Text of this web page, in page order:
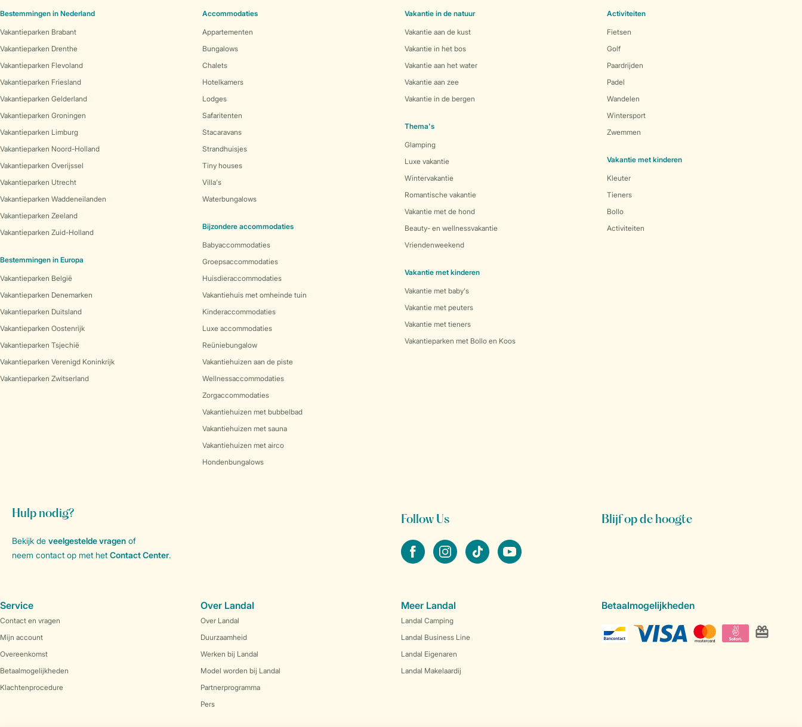
Bestemmingen in Nederland
Vakantieparken Brabant
Vakantieparken Drenthe
Vakantieparken Flevoland
Vakantieparken Friesland
Vakantieparken Gelderland
Vakantieparken Groningen
Vakantieparken Limburg
Vakantieparken Noord-Holland
Vakantieparken Overijssel
Vakantieparken Utrecht
Vakantieparken Waddeneilanden
Vakantieparken Zeeland
Vakantieparken Zuid-Holland
Bestemmingen in Europa
Vakantieparken België
Vakantieparken Denemarken
Vakantieparken Duitsland
Vakantieparken Oostenrijk
Vakantieparken Tsjechië
Vakantieparken Verenigd Koninkrijk
Vakantieparken Zwitserland
Accommodaties
Appartementen
Bungalows
Chalets
Hotelkamers
Lodges
Safaritenten
Stacaravans
Strandhuisjes
Tiny houses
Villa's
Waterbungalows
Bijzondere accommodaties
Babyaccommodaties
Groepsaccommodaties
Huisdieraccommodaties
Vakantiehuis met omheinde tuin
Kinderaccommodaties
Luxe accommodaties
Reüniebungalow
Vakantiehuizen aan de piste
Wellnessaccommodaties
Zorgaccommodaties
Vakantiehuizen met bubbelbad
Vakantiehuizen met sauna
Vakantiehuizen met airco
Hondenbungalows
Vakantie in de natuur
Vakantie aan de kust
Vakantie in het bos
Vakantie aan het water
Vakantie aan zee
Vakantie in de bergen
Thema's
Glamping
Luxe vakantie
Wintervakantie
Romantische vakantie
Vakantie met de hond
Beauty- en wellnessvakantie
Vriendenweekend
Vakantie met kinderen
Vakantie met baby's
Vakantie met peuters
Vakantie met tieners
Vakantieparken met Bollo en Koos
Activiteiten
Fietsen
Golf
Paardrijden
Padel
Wandelen
Wintersport
Zwemmen
Vakantie met kinderen
Kleuter
Tieners
Bollo
Activiteiten
Hulp nodig?
Bekijk de veelgestelde vragen of
neem contact op met het Contact Center.
Follow Us
facebookinstagramtiktok youtube
Blijf op de hoogte
Service
Contact en vragen
Mijn account
Overeenkomst
Betaalmogelijkheden
Klachtenprocedure
Over Landal
Over Landal
Duurzaamheid
Werken bij Landal
Model worden bij Landal
Partnerprogramma
Pers
Meer Landal
Landal Camping
Landal Business Line
Landal Eigenaren
Landal Makelaardij
Betaalmogelijkheden